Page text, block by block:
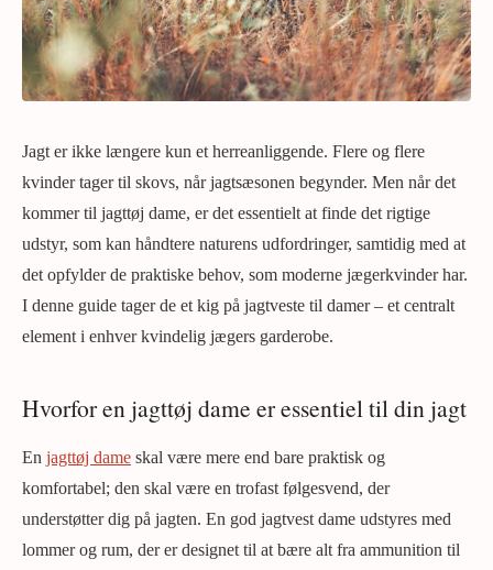
Jagt er ikke længere kun et herreanliggende. Flere og flere
kvinder tager til skovs, når jagtsæsonen begynder. Men når det
kommer til jagttøj dame, er det essentielt at finde det rigtige
udstyr, som kan håndtere naturens udfordringer, samtidig med at
det opfylder de praktiske behov, som moderne jægerkvinder har.
I denne guide tager de et kig på jagtveste til damer – et centralt
element i enhver kvindelig jægers garderobe.
Hvorfor en jagttøj dame er essentiel til din jagt
En jagttøj dame skal være mere end bare praktisk og
komfortabel; den skal være en trofast følgesvend, der
understøtter dig på jagten. En god jagtvest dame udstyres med
lommer og rum, der er designet til at bære alt fra ammunition til